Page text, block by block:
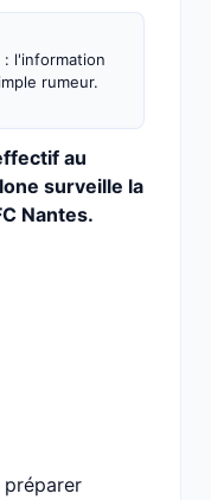
: l'information
rumeur.
au
surveille la
Nantes.